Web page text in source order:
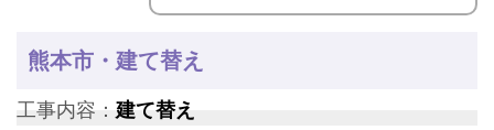
熊本市・建て替え
工事内容： 建て替え